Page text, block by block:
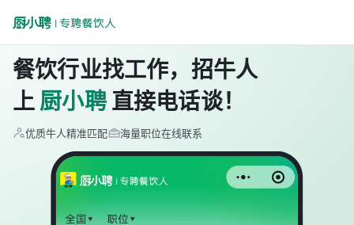
餐饮行业找工作，招牛人
上 厨小聘 直接电话谈！
优质牛人精准匹配 海量职位在线联系